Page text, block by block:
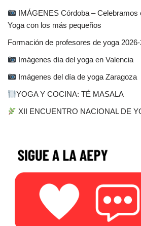
IMÁGENES Córdoba – Celebramos
Yoga con los más pequeños
Formación de profesores de yoga
Imágenes día del yoga en Valencia
Imágenes del día de yoga Zaragoza
YOGA Y COCINA: TÉ MASALA
XII ENCUENTRO NACIONAL DE